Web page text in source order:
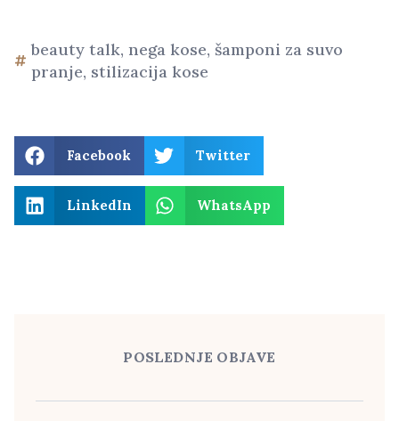
beauty talk, nega kose, šamponi za suvo
pranje, stilizacija kose
Facebook Twitter
LinkedIn WhatsApp
POSLEDNJE OBJAVE